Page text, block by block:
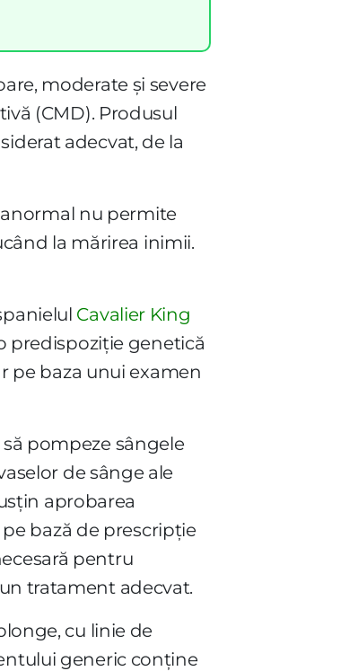
moderate și severe
(CMD). Produsul
adecvat, de la
anormal nu permite
la mărirea inimii.
Cavalier King
predispoziție genetică
pe baza unui examen
pompeze sângele
de sânge ale
aprobarea
bază de prescripție
pentru
tratament adecvat.
cu linie de
generic conține